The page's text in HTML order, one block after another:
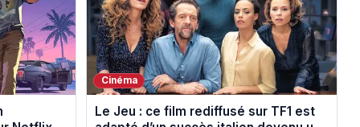
Cinéma
Le Jeu : ce film rediffusé sur TF1 est